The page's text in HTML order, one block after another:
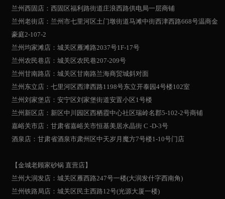
兰州西固店：西固区福利路街道庄浪西路供电局一层商铺
兰州老街店：兰州市七里河区土门墩街道马滩中街西津西路668号温商金
豪庭2-107-2
兰州均家滩店：城关区雁滩路2037号1F-17号
兰州农民巷店：城关区农民巷207-209号
兰州甘南路店：城关区甘南路兰海商贸城斜对面
兰州东立店：七里河区西津西路1198号东立开泰园4号楼102室
兰州刘家堡店：安宁区刘家堡街道安置小区1号楼
兰州新区店：新区中川园区西栖霞中心社区瑞岭名郡5-102-2号商铺
嘉峪关市店：甘肃省嘉峪关市恒基美居水晶街 C -D-3号
酒泉店：甘肃省酒泉市肃州区中天岁月魔方7号楼1-10号门店
【金城老顾家砂锅 直营店】
兰州大润发店：城关区雁西路247号一楼(大润发什字西南角)
兰州铁路局店：城关区民主西路12号(光源大厦一楼)